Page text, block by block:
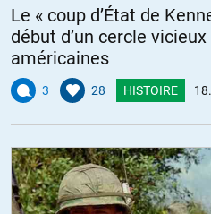
Le « coup d’État de
début d’un cercle vicieux
américaines
3 28 HISTOIRE